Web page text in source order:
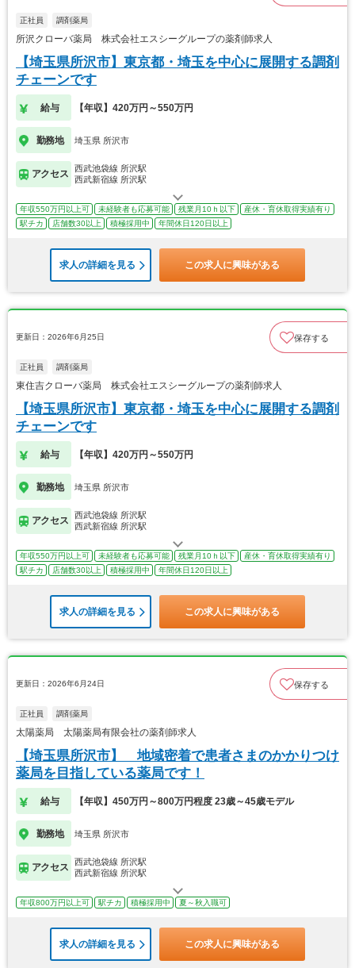
正社員 調剤薬局
所沢クローバ薬局 株式会社エスシーグループの薬剤師求人
【埼玉県所沢市】東京都・埼玉を中心に展開する調剤
チェーンです
給与 【年収】420万円～550万円
勤務地 埼玉県 所沢市
アクセス
西武池袋線 所沢駅
西武新宿線 所沢駅
年収550万円以上可 未経験者も応募可能 残業月10ｈ以下
産休・育休取得実績有り
駅チカ
店舗数30以上 積極採用中 年間休日120日以上
求人の詳細を見る この求人に興味がある
更新日：2026年6月25日 保存する
正社員 調剤薬局
東住吉クローバ薬局 株式会社エスシーグループの薬剤師求人
【埼玉県所沢市】東京都・埼玉を中心に展開する調剤
チェーンです
給与 【年収】420万円～550万円
勤務地 埼玉県 所沢市
アクセス
西武池袋線 所沢駅
西武新宿線 所沢駅
年収550万円以上可 未経験者も応募可能 残業月10ｈ以下
産休・育休取得実績有り
駅チカ
店舗数30以上 積極採用中 年間休日120日以上
求人の詳細を見る この求人に興味がある
更新日：2026年6月24日 保存する
正社員 調剤薬局
太陽薬局 太陽薬局有限会社の薬剤師求人
【埼玉県所沢市】 地域密着で患者さまのかかりつけ
薬局を目指している薬局です！
給与 【年収】450万円～800万円程度 23歳～45歳モデル
勤務地 埼玉県 所沢市
アクセス
西武池袋線 所沢駅
西武新宿線 所沢駅
年収800万円以上可 駅チカ 積極採用中 夏～秋入職可
求人の詳細を見る この求人に興味がある